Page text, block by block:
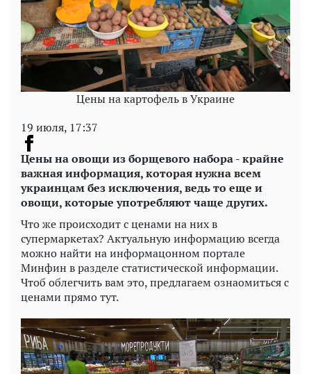
Цены на картофель в Украине
19 июля, 17:37
Цены на овощи из борщевого набора - крайне
важная информация, которая нужна всем
украинцам без исключения, ведь то еще и
овощи, которые употребляют чаще других.
Что же происходит с ценами на них в
супермаркетах? Актуальную информацию всегда
можно найти на информацонном портале
Минфин в разделе статистической информации.
Чтоб облегчить вам это, предлагаем ознаомиться с
ценами прямо тут.